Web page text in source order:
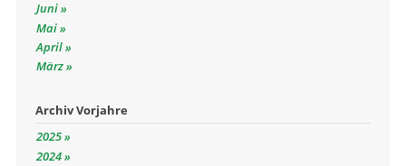
Juni
Mai
April
März
Archiv Vorjahre
2025
2024